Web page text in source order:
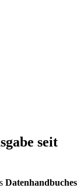
seit
Datenhandbuches